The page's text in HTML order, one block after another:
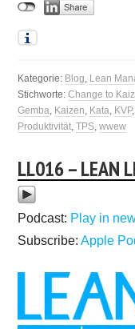
Kategorie: Blog, Lean
Stichworte:Change to
Gemba, Kaizen, Kata, KVP,
Produktivität,TPS,wwew
LL016 – LEAN
Podcast: Play in
Subscribe:Apple